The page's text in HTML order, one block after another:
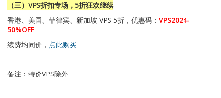
（三）VPS折扣专场，5折狂欢继续
香港、美国、菲律宾、新加坡 VPS 5折，优惠码： VPS2024-
50%OFF
续费均同价， 点此购买
备注：特价VPS除外